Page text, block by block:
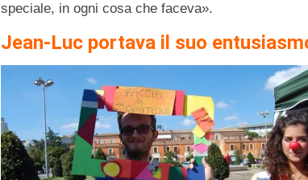
speciale, in ogni cosa che faceva».
Jean-Luc portava il suo